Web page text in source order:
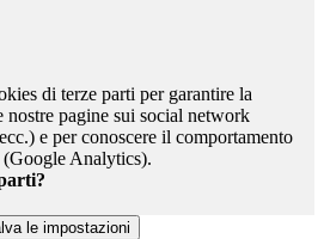
di terze parti per garantire la
pagine sui social network
e per conoscere il comportamento
Analytics).